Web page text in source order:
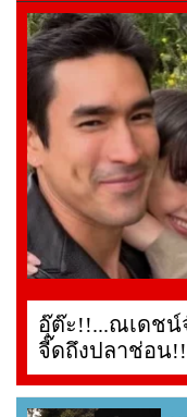
อุ๊ต๊ะ!!...ณเดช
จี๊ดถึงปลาช่อน!!